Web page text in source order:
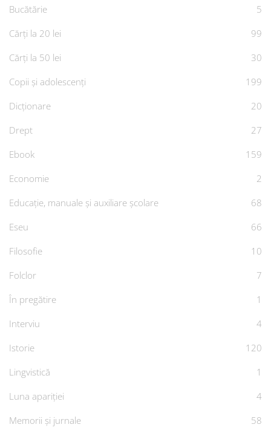
Bucătărie
5
Cărți la 20 lei
99
Cărți la 50 lei
30
Copii și adolescenți
199
Dicționare
20
Drept
27
Ebook
159
Economie
2
Educație, manuale și auxiliare școlare
68
Eseu
66
Filosofie
10
Folclor
7
În pregătire
1
Interviu
4
Istorie
120
Lingvistică
1
Luna apariției
4
Memorii și jurnale
58